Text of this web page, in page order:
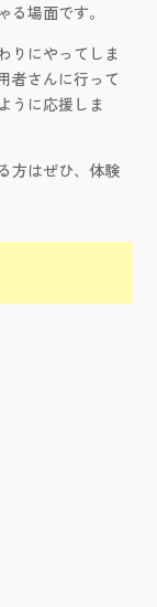
場面です。
りにやってしま
者さんに行って
うに応援しま
方はぜひ、体験